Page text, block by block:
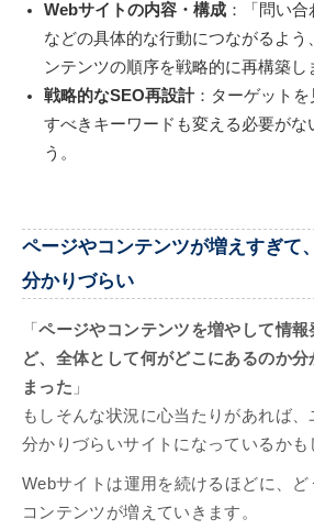
Webサイトの内容・構成 ：「問い合
などの具体的な行動につながるよう
ンテンツの順序を戦略的に再構築し
戦略的なSEO再設計：ターゲット
すべきキーワードも変える必要がな
う。
ページやコンテンツが増えすぎて
分かりづらい
「ページやコンテンツを増やして情
ど、全体として何がどこにあるのか
まった 」
もしそんな状況に心当たりがあれば
分かりづらいサイトになっているかも
Webサイトは運用を続けるほどに、
コンテンツが増えていきます。